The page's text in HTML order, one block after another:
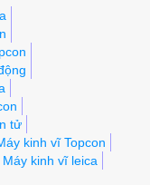
tử
kinh vĩ Topcon
Máy kinh vĩ leica